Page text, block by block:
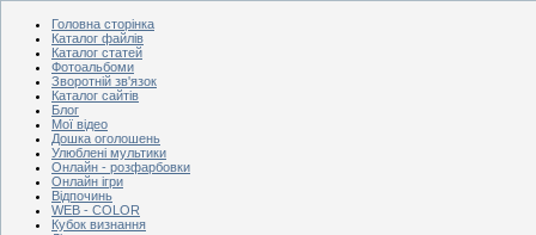
Головна сторінка
Каталог файлів
Каталог статей
Фотоальбоми
Зворотній зв'язок
Каталог сайтів
Блог
Мої відео
Дошка оголошень
Улюблені мультики
Онлайн - розфарбовки
Онлайн ігри
Відпочинь
WEB - COLOR
Кубок визнання